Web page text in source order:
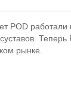
POD работали
рынке.